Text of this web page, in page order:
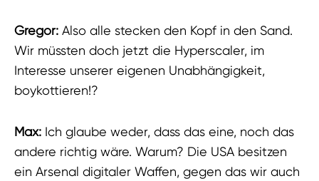
Gregor: Also alle stecken den Kopf in den Sand.
Wir müssten doch jetzt die Hyperscaler, im
Interesse unserer eigenen Unabhängigkeit,
boykottieren!?
Max: Ich glaube weder, dass das eine, noch das
andere richtig wäre. Warum? Die USA besitzen
ein Arsenal digitaler Waffen, gegen das wir auch